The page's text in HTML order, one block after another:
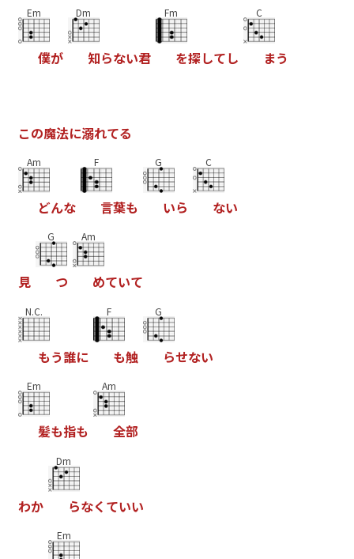
Em
僕が
Dm
知らない君
Fm
を探してし
C
まう
この魔法に溺れてる
Am
どんな
F
言葉も
G
いら
C
ない
見
G
つ
Am
めていて
N.C.
もう誰に
F
も触
G
らせない
Em
髪も指も
Am
全部
わか
Dm
らなく ていい
Em